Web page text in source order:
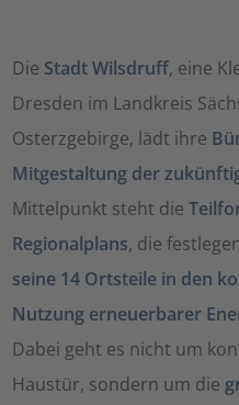
Die Stadt Wilsdruff, eine
Dresden im Landkreis
Osterzgebirge, lädt ihre
Mitgestaltung der
Mittelpunkt steht die
Regionalplans, die
seine 14 Ortsteile in den
Nutzung erneuerbarer
Dabei geht es nicht um
Haustür, sondern um die